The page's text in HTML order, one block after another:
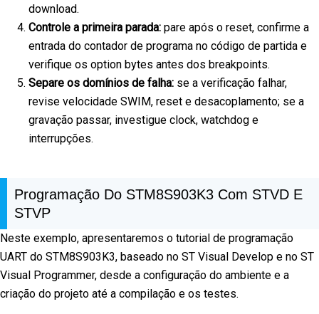
download.
Controle a primeira parada: pare após o reset, confirme a
entrada do contador de programa no código de partida e
verifique os option bytes antes dos breakpoints.
Separe os domínios de falha: se a verificação falhar,
revise velocidade SWIM, reset e desacoplamento; se a
gravação passar, investigue clock, watchdog e
interrupções.
Programação Do STM8S903K3 Com STVD E
STVP
Neste exemplo, apresentaremos o tutorial de programação
UART do STM8S903K3, baseado no ST Visual Develop e no ST
Visual Programmer, desde a configuração do ambiente e a
criação do projeto até a compilação e os testes.